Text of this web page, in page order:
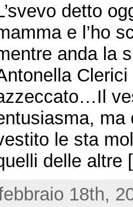
detto
e l’ho
anda la
Clerici
ma
le sta
delle
18th,